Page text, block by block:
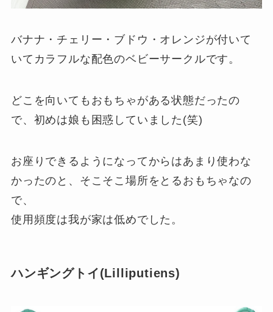
バナナ・チェリー・ブドウ・オレンジが付いて
いてカラフルな配色のベビーサークルです。
どこを向いてもおもちゃがある状態だったの
で、初めは娘も困惑していました(笑)
お座りできるようになってからはあまり使わな
かったのと、そこそこ場所をとるおもちゃなの
で、
使用頻度は我が家は低めでした。
ハンギングトイ(Lilliputiens)